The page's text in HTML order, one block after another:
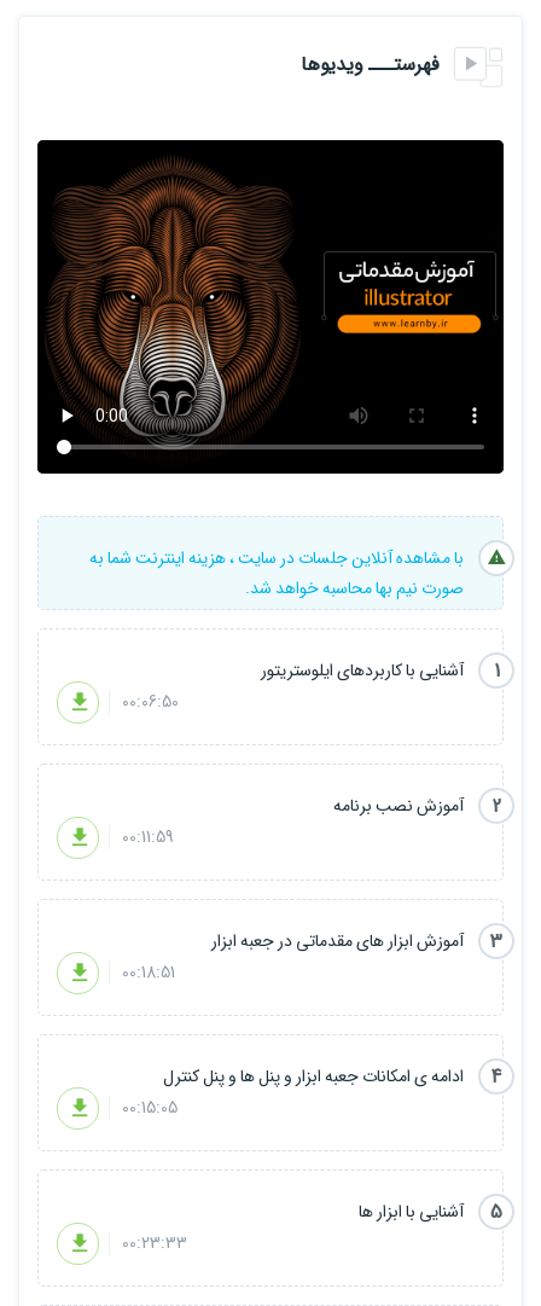
فهرستـــ ویدیوها
با مشاهده آنلاین جلسات در سایت ، هزینه اینترنت شما به
صورت نیم بها محاسبه خواهد شد.
1
آشنایی با کاربردهای ایلوستریتور
00:06:50
2
آموزش نصب برنامه
00:11:59
3
آموزش ابزار های مقدماتی در جعبه ابزار
00:18:51
4
ادامه ی امکانات جعبه ابزار و پنل ها و پنل کنترل
00:15:05
5
آشنایی با ابزار ها
00:23:33